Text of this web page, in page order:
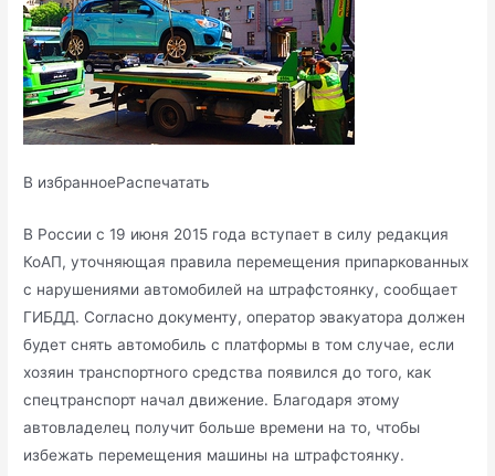
В избранноеРаспечатать
В России с 19 июня 2015 года вступает в силу редакция
КоАП, уточняющая правила перемещения припаркованных
с нарушениями автомобилей на штрафстоянку, сообщает
ГИБДД. Согласно документу, оператор эвакуатора должен
будет снять автомобиль с платформы втом случае, если
хозяин транспортного средства появился до того, как
спецтранспорт начал движение. Благодаря этому
автовладелец получит больше времени на то, чтобы
избежать перемещения машины на штрафстоянку.